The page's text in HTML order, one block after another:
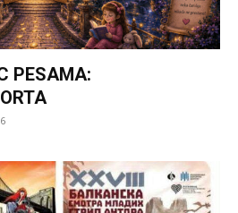
PESAMA: